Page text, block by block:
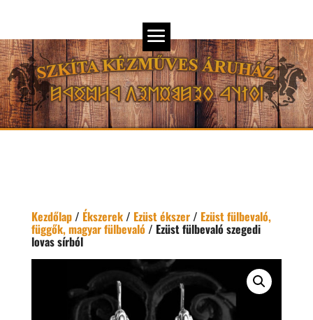
Kezdőlap/ Ékszerek/ Ezüst ékszer/ Ezüst fülbevaló,
függők, magyar fülbevaló/ Ezüst fülbevaló szegedi
lovas sírból